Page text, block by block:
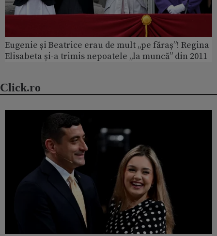
Eugenie și Beatrice erau de mult „pe făraș”! Regina
Elisabeta și-a trimis nepoatele „la muncă” din 2011
Click.ro